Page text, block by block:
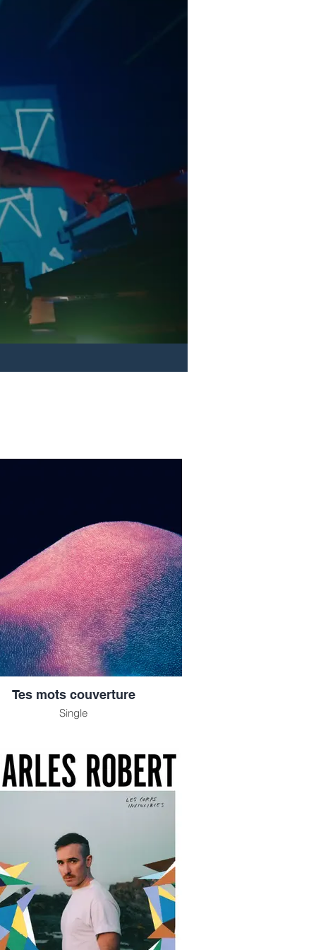
Tes mots couverture
Single